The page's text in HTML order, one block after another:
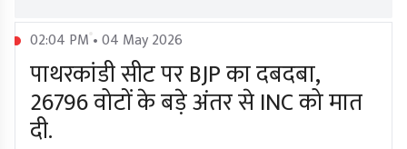
02:04 PM • 04 May 2026
पाथरकांडी सीट पर BJP का दबदबा,
26796 वोटों के बड़े अंतर से INC को मात
दी.